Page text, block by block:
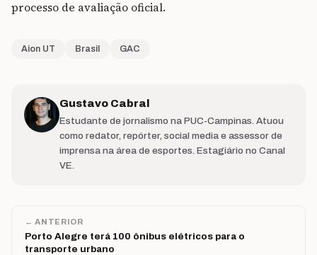
processo de avaliação oficial.
Aion UT Brasil GAC
Gustavo Cabral
Estudante de jornalismo na PUC-Campinas. Atuou
como redator, repórter, social media e assessor de
imprensa na área de esportes. Estagiário no Canal
VE.
← ANTERIOR
Porto Alegre terá 100 ônibus elétricos para o
transporte urbano